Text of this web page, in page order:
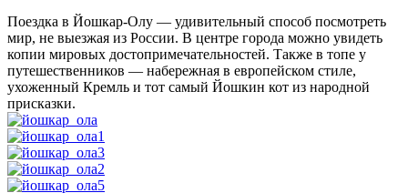
Поездка в Йошкар-Олу — удивительный способ посмотреть
мир, не выезжая из России. В центре города можно увидеть
копии мировых достопримечательностей. Также в топе у
путешественников — набережная в европейском стиле,
ухоженный Кремль и тот самый Йошкин кот из народной
присказки.